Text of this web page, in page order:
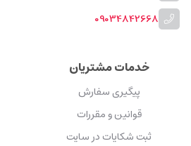
09034842668
خدمات مشتریان
پیگیری سفارش
قوانین و مقررات
ثبت شکایات در سایت